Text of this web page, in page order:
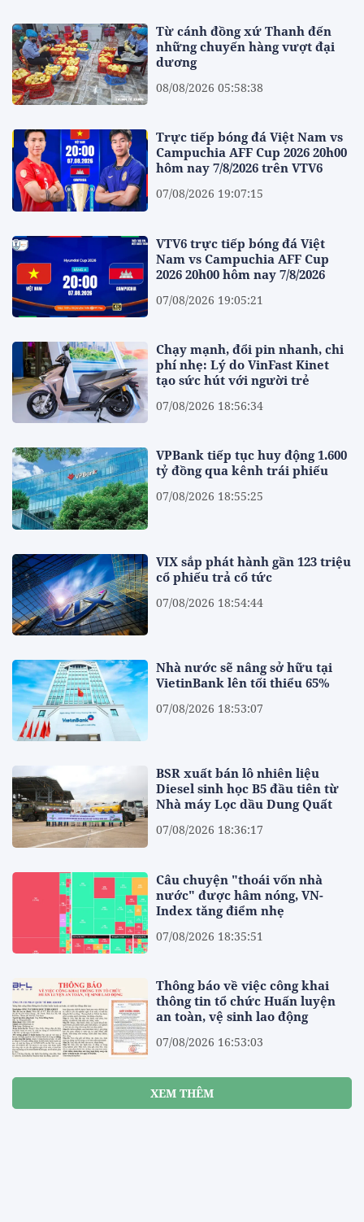
Từ cánh đồng xứ Thanh đến
những chuyến hàng vượt đại
dương
08/08/2026 05:58:38
Trực tiếp bóng đá Việt Nam vs
Campuchia AFF Cup 2026 20h00
hôm nay 7/8/2026 trên VTV6
07/08/2026 19:07:15
VTV6 trực tiếp bóng đá Việt
Nam vs Campuchia AFF Cup
2026 20h00 hôm nay 7/8/2026
07/08/2026 19:05:21
Chạy mạnh, đổi pin nhanh, chi
phí nhẹ: Lý do VinFast Kinet
tạo sức hút với người trẻ
07/08/2026 18:56:34
VPBank tiếp tục huy động 1.600
tỷ đồng qua kênh trái phiếu
07/08/2026 18:55:25
VIX sắp phát hành gần 123 triệu
cổ phiếu trả cổ tức
07/08/2026 18:54:44
Nhà nước sẽ nâng sở hữu tại
VietinBank lên tối thiểu 65%
07/08/2026 18:53:07
BSR xuất bán lô nhiên liệu
Diesel sinh học B5 đầu tiên từ
Nhà máy Lọc dầu Dung Quất
07/08/2026 18:36:17
Câu chuyện "thoái vốn nhà
nước" được hâm nóng, VN-
Index tăng điểm nhẹ
07/08/2026 18:35:51
Thông báo về việc công khai
thông tin tổ chức Huấn luyện
an toàn, vệ sinh lao động
07/08/2026 16:53:03
XEM THÊM